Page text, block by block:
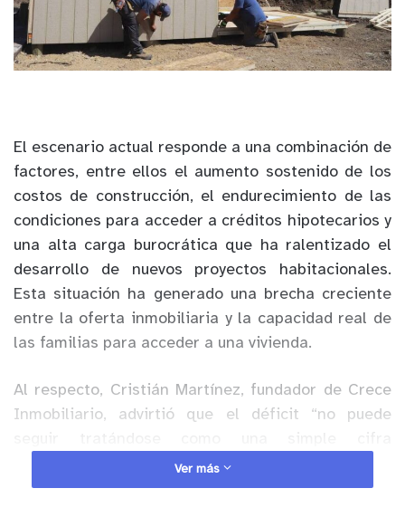
El escenario actual responde a una combinación de
factores, entre ellos el aumento sostenido de los
costos de construcción, el endurecimiento de las
condiciones para acceder a créditos hipotecarios y
una alta carga burocrática que ha ralentizado el
desarrollo de nuevos proyectos habitacionales.
Esta situación ha generado una brecha creciente
entre la oferta inmobiliaria y la capacidad real de
las familias para acceder a una vivienda.
Al respecto, Cristián Martínez, fundador de Crece
Inmobiliario, advirtió que el déficit “no puede
estadística”, subrayando la urgencia de entregar
señales claras al mercado. “Los cambios de
Ver más